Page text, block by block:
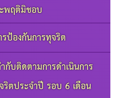
พฤติมิชอบ
ป้องกันการทุจริต
กับติดตามการดำเนินการ
ริตประจำปี รอบ 6 เดือน